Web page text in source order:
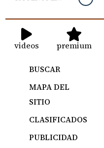
videos premium
BUSCAR
MAPA DEL
SITIO
CLASIFICADOS
PUBLICIDAD